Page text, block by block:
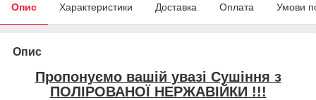
Опис Характеристики Доставка Оплата Умови
Опис
Пропонуємо вашій увазі Сушіння з
ПОЛІРОВАНОЇ НЕРЖАВІЙКИ !!!